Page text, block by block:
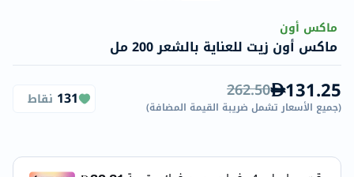
ماكس أون
ماكس أون زيت للعناية بالشعر 200 مل
131.25
262.50
(جميع الأسعار تشمل ضريبة القيمة المضافة)
131 نقاط